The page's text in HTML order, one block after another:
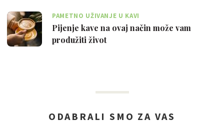
PAMETNO UŽIVANJE U KAVI
Pijenje kave na ovaj način može vam
produžiti život